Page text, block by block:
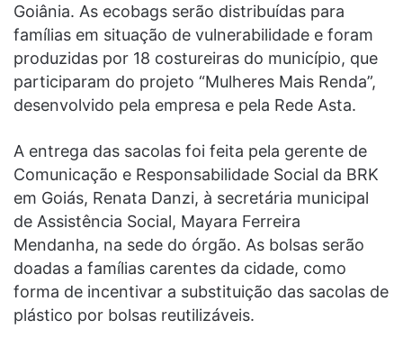
Goiânia. As ecobags serão distribuídas para
famílias em situação de vulnerabilidade e foram
produzidas por 18 costureiras do município, que
participaram do projeto “Mulheres Mais Renda”,
desenvolvido pela empresa e pela Rede Asta.
A entrega das sacolas foi feita pela gerente de
Comunicação e Responsabilidade Social da BRK
em Goiás, Renata Danzi, à secretária municipal
de Assistência Social, Mayara Ferreira
Mendanha, na sede do órgão. As bolsas serão
doadas a famílias carentes da cidade, como
forma de incentivar a substituição das sacolas de
plástico por bolsas reutilizáveis.